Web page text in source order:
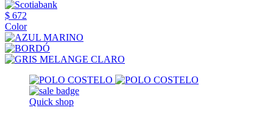
$ 672
Color
Quick shop